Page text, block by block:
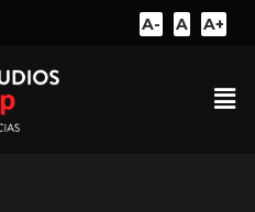
A- A A+